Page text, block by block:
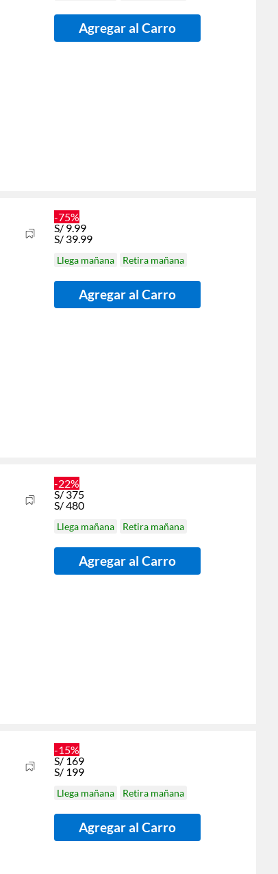
Agregar al Carro
-75%
S/9.99
S/ 39.99
Llega mañana Retira mañana
Agregar al Carro
-22%
S/375
S/480
Llega mañana Retira mañana
Agregar al Carro
-15%
S/169
S/ 199
Llega mañana Retira mañana
Agregar al Carro